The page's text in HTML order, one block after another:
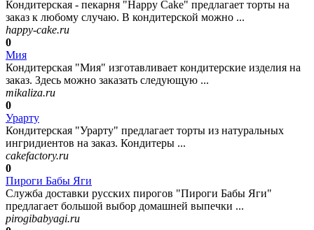
Кондитерская - пекарня "Happy Cake" предлагает торты на
заказ к любому случаю. В кондитерской можно ...
happy-cake.ru
0
Мия
Кондитерская "Мия" изготавливает кондитерские изделия на
заказ. Здесь можно заказать следующую ...
mikaliza.ru
0
Урарту
Кондитерская "Урарту" предлагает торты из натуральных
ингридиентов на заказ. Кондитеры ...
cakefactory.ru
0
Пироги Бабы Яги
Служба доставки русских пирогов "Пироги Бабы Яги"
предлагает большой выбор домашней выпечки ...
pirogibabyagi.ru